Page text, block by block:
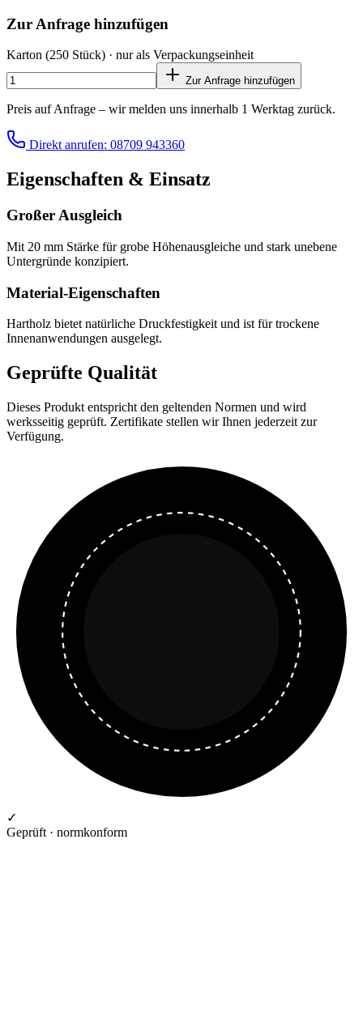
Zur Anfrage hinzufügen
Karton (250 Stück) · nur als Verpackungseinheit
Zur Anfrage hinzufügen
Preis auf Anfrage – wir melden uns innerhalb 1 Werktag zurück.
Direkt anrufen: 08709 943360
Eigenschaften & Einsatz
Großer Ausgleich
Mit 20 mm Stärke für grobe Höhenausgleiche und stark unebene
Untergründe konzipiert.
Material-Eigenschaften
Hartholz bietet natürliche Druckfestigkeit und ist für trockene
Innenanwendungen ausgelegt.
Geprüfte Qualität
Dieses Produkt entspricht den geltenden Normen und wird
werksseitig geprüft. Zertifikate stellen wir Ihnen jederzeit zur
Verfügung.
✓
Geprüft · normkonform